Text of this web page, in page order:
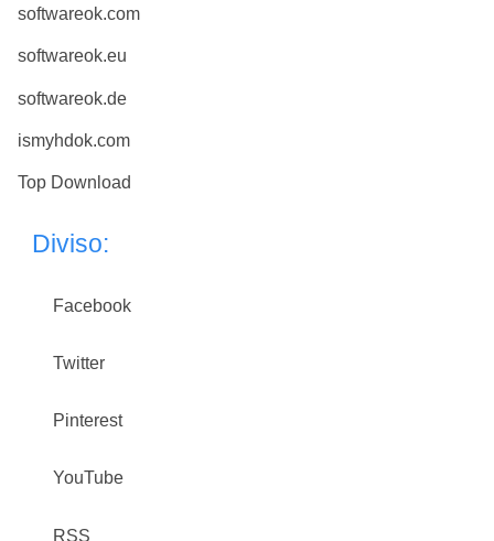
softwareok.com
softwareok.eu
softwareok.de
ismyhdok.com
Top Download
Diviso:
Facebook
Twitter
Pinterest
YouTube
RSS